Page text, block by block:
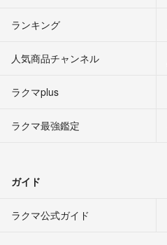
ランキング
人気商品チャンネル
ラクマplus
ラクマ最強鑑定
ガイド
ラクマ公式ガイド